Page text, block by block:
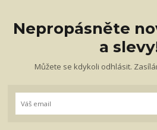
Nepropásněte
a
Můžete se kdykoli odhlásit.